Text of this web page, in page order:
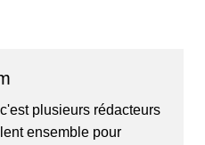
plusieurs rédacteurs
ensemble pour